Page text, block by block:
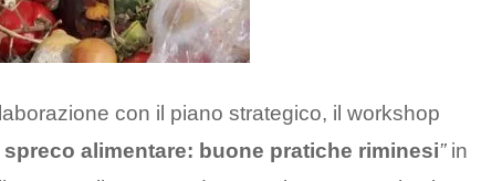
con il piano strategico, il workshop
alimentare: buone pratiche riminesi”in